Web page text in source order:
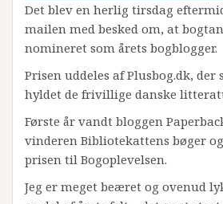
Det blev en herlig tirsdag
mailen med besked om, at
nomineret som årets bogblogger.
Prisen uddeles af Plusbog.dk, der
hyldet de frivillige danske
Første år vandt bloggen
vinderen Bibliotekattens bøger
prisen til Bogoplevelsen.
Jeg er meget beæret og ovenud